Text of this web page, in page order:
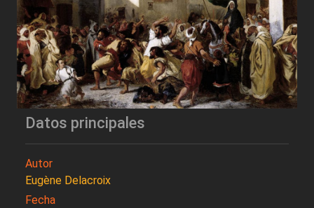
Datos principales
Autor
Eugène Delacroix
Fecha